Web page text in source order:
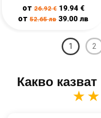
от26.92€ 19.94 €
от52.65лв 39.00лв
1 2
Какво